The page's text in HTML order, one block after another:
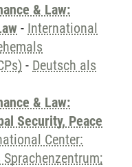
& Law:
- International
- Deutsch als
& Law:
Security, Peace
Center: